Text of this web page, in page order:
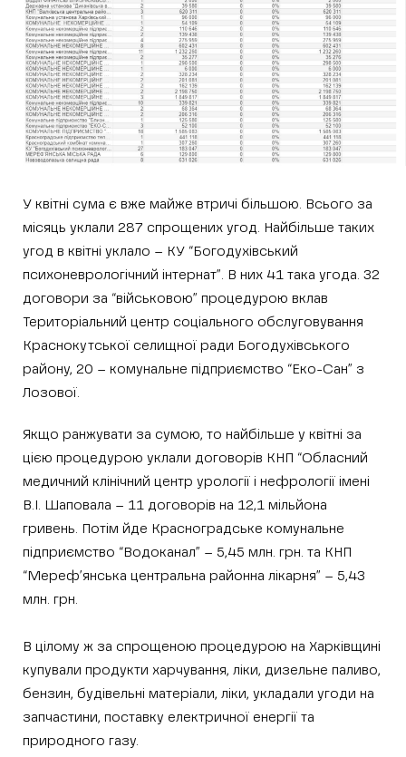
У квітні сума є вже майже втричі більшою. Всього за
місяць уклали 287 спрощених угод. Найбільше таких
угод в квітні уклало – КУ “Богодухівський
психоневрологічний інтернат”. В них 41 така угода. 32
договори за “військовою” процедурою вклав
Територіальний центр соціального обслуговування
Краснокутської селищної ради Богодухівського
району, 20 – комунальне підприємство “Еко-Сан” з
Лозової.
Якщо ранжувати за сумою, то найбільше у квітні за
цією процедурою уклали договорів КНП “Обласний
медичний клінічний центр урології і нефрології імені
В.І. Шаповала – 11 договорів на 12,1 мільйона
гривень. Потім йде Красноградське комунальне
підприємство “Водоканал” – 5,45 млн. грн. та КНП
“Мереф’янська центральна районна лікарня” – 5,43
млн. грн.
В цілому ж за спрощеною процедурою на Харківщині
купували продукти харчування, ліки, дизельне паливо,
бензин, будівельні матеріали, ліки, укладали угоди на
запчастини, поставку електричної енергії та
природного газу.